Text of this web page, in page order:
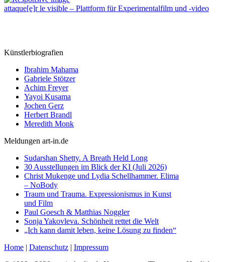
attaque[e]r le visible – Plattform für Experimentalfilm und -video
Künstlerbiografien
Ibrahim Mahama
Gabriele Stötzer
Achim Freyer
Yayoi Kusama
Jochen Gerz
Herbert Brandl
Meredith Monk
Meldungen art-in.de
Sudarshan Shetty. A Breath Held Long
30 Ausstellungen im Blick der KI (Juli 2026)
Christ Mukenge und Lydia Schellhammer. Elima
– NoBody
Traum und Trauma. Expressionismus in Kunst
und Film
Paul Goesch & Matthias Noggler
Sonja Yakovleva. Schönheit rettet die Welt
„Ich kann damit leben, keine Lösung zu finden“
Home | Datenschutz | Impressum